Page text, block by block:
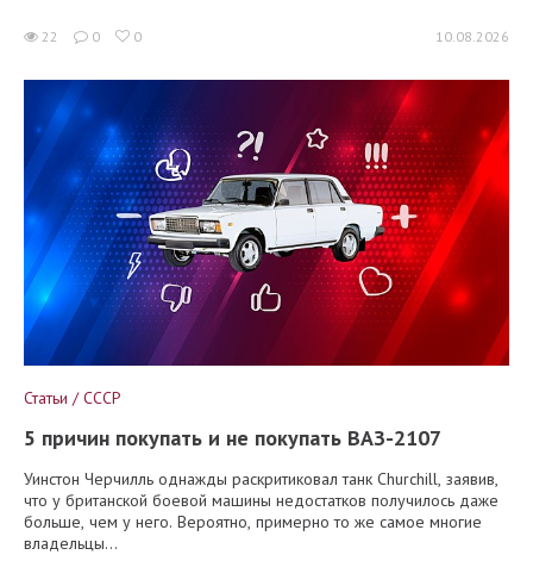
22 0 0 10.08.2026
Статьи / СССР
5 причин покупать и не покупать ВАЗ-2107
Уинстон Черчилль однажды раскритиковал танк Churchill, заявив,
что у британской боевой машины недостатков получилось даже
больше, чем у него. Вероятно, примерно то же самое многие
владельцы...